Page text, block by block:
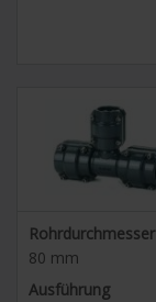
Rohrdurchmesser
80 mm
Ausführung